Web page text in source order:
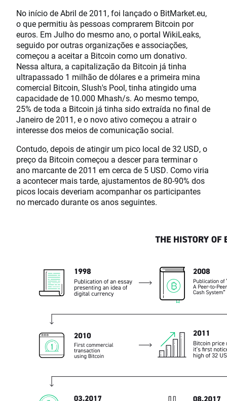
No início de Abril de 2011, foi lançado o BitMarket.eu,
o que permitiu às pessoas comprarem Bitcoin por
euros. Em Julho do mesmo ano, o portal WikiLeaks,
seguido por outras organizações e associações,
começou a aceitar a Bitcoin como um donativo.
Nessa altura, a capitalização da Bitcoin já tinha
ultrapassado 1 milhão de dólares e a primeira mina
comercial Bitcoin, Slush's Pool, tinha atingido uma
capacidade de 10.000 Mhash/s. Ao mesmo tempo,
25% de toda a Bitcoin já tinha sido extraída no final de
Janeiro de 2011, e o novo ativo começou a atrair o
interesse dos meios de comunicação social.
Contudo, depois de atingir um pico local de 32 USD, o
preço da Bitcoin começou a descer para terminar o
ano marcante de 2011 em cerca de 5 USD. Como viria
a acontecer mais tarde, ajustamentos de 80-90% dos
picos locais deveriam acompanhar os participantes
no mercado durante os anos seguintes.